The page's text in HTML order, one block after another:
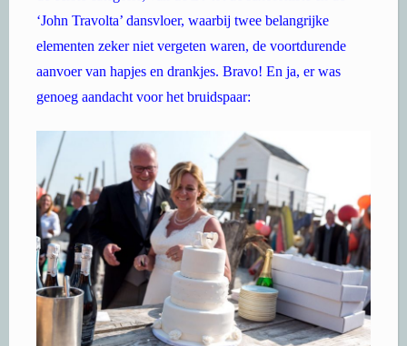
‘John Travolta’ dansvloer, waarbij twee belangrijke
elementen zeker niet vergeten waren, de voortdurende
aanvoer van hapjes en drankjes. Bravo! En ja, er was
genoeg aandacht voor het bruidspaar: